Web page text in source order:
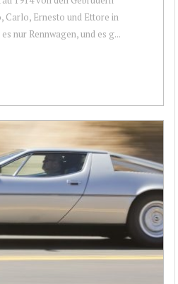
Carlo, Ernesto und Ettore in
nur Rennwagen, und es g...